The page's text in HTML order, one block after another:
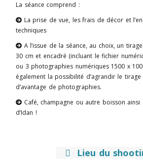
La séance comprend :
 La prise de vue, les frais de décor et
techniques
 A l’issue de la séance, au choix, un
30 cm et encadré (incluant le fichier
ou 3 photographies numériques 1500 x
également la possibilité d’agrandir le
d’avantage de photographies.
 Café, champagne ou autre boisson
d’Idan !
 Lieu du